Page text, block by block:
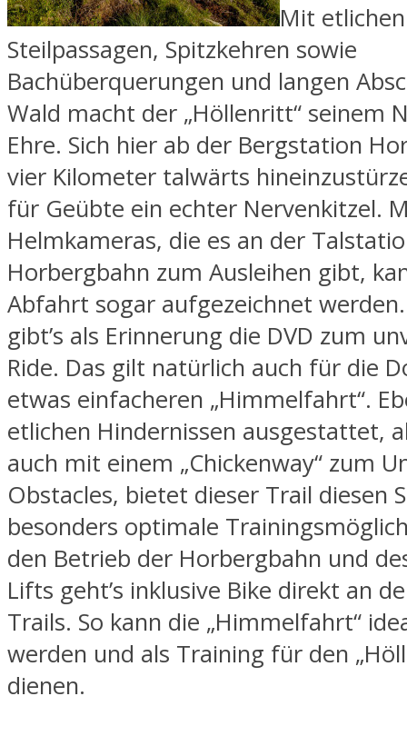
Mit etlichen
Steilpassagen, Spitzkehren sowie
Bachüberquerungen und langen
Wald macht der „Höllenritt“ seinem
Ehre. Sich hier ab der Bergstation
vier Kilometer talwärts
für Geübte ein echter Nervenkitzel.
Helmkameras, die es an der
Horbergbahn zum Ausleihen gibt,
Abfahrt sogar aufgezeichnet
gibt’s als Erinnerung die DVD zum
Ride. Das gilt natürlich auch für die
etwas einfacheren „Himmelfahrt“.
etlichen Hindernissen ausgestattet,
auch mit einem „Chickenway“ zum
Obstacles, bietet dieser Trail diesen
besonders optimale
den Betrieb der Horbergbahn und
Lifts geht’s inklusive Bike direkt an
Trails. So kann die „Himmelfahrt“
werden und als Training für den
dienen.